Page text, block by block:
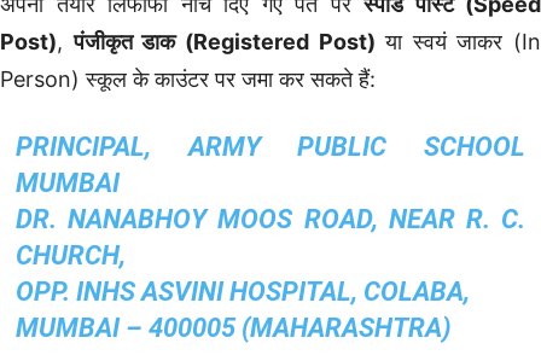
Post),पंजीकृत डाक (Registered Post) या स्वयं जाकर (In
Person) स्कूल के काउंटर पर जमा कर सकते हैं:
PRINCIPAL, ARMY PUBLIC SCHOOL
MUMBAI
DR. NANABHOY MOOS ROAD, NEAR R. C.
CHURCH,
OPP. INHS ASVINI HOSPITAL, COLABA,
MUMBAI – 400005 (MAHARASHTRA)